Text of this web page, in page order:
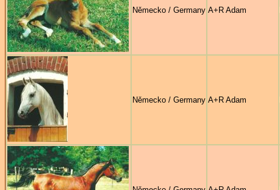
Německo / Germany A+R Adam
Německo / Germany A+R Adam